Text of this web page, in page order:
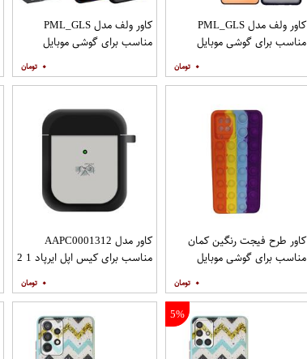
کاور ولف مدل PML_GLS
مناسب برای گوشی موبایل
همراه محافظ صفحه نمایش
۰
کاور ولف مدل PML_GLS
مناسب برای گوشی موبایل
۰
کاور طرح فیجت رنگین کمان
مناسب برای گوشی موبایل
۰
کاور مدل AAPC0001312
مناسب برای کیس اپل ایرپاد 1 2
۰
5%